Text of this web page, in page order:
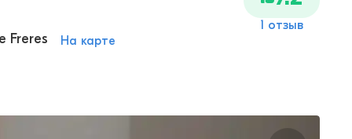
Freres На карте
1 отзыв